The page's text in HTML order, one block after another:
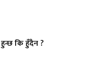
कि हुँदैन ?